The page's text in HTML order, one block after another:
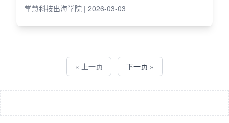
掌慧科技出海学院 | 2026-03-03
« 上一页 下一页 »